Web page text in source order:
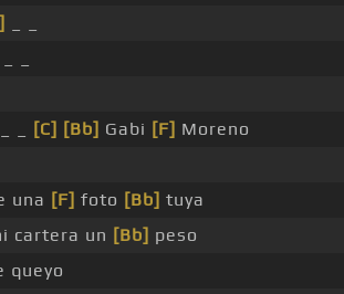
[C] [Bb] Gabi [F] Moreno
una [F] foto [Bb] tuya
cartera un [Bb] peso
queyo